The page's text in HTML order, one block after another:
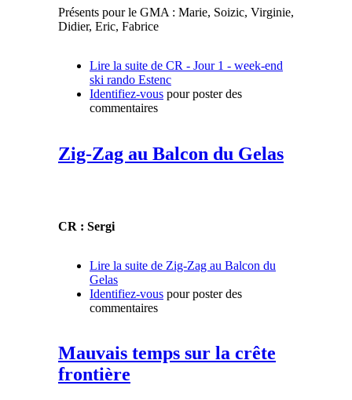
Présents pour le GMA : Marie, Soizic, Virginie,
Didier, Eric, Fabrice
Lire la suite de CR - Jour 1 - week-end
ski rando Estenc
Identifiez-vous pour poster des
commentaires
Zig-Zag au Balcon du Gelas
CR : Sergi
Lire la suite de Zig-Zag au Balcon du
Gelas
Identifiez-vous pour poster des
commentaires
Mauvais temps sur la crête
frontière